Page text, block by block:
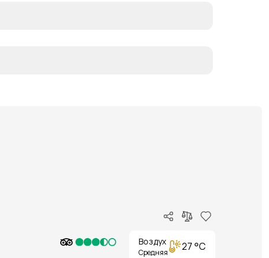
Воздух
Средняя 27 °C